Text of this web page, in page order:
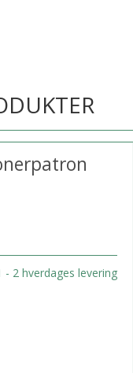
- 2 hverdages levering